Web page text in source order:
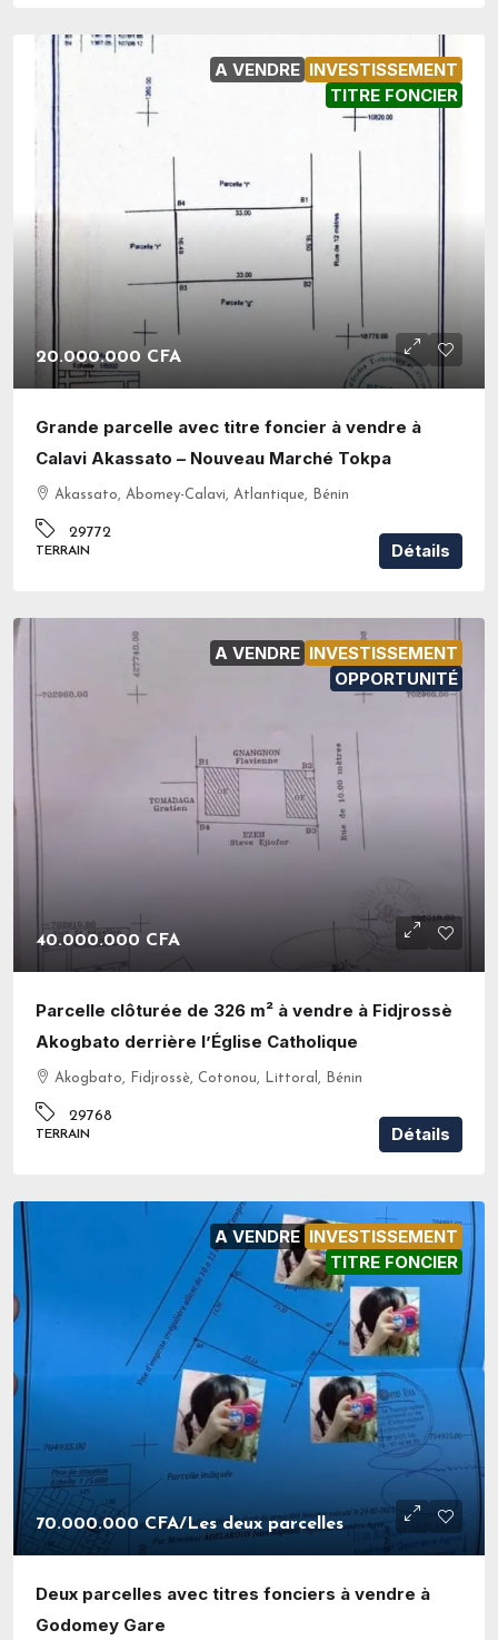
A VENDRE INVESTISSEMENT
TITRE FONCIER
20.000.000 CFA
Grande parcelle avec titre foncier à vendre à
Calavi Akassato – Nouveau Marché Tokpa
Akassato, Abomey-Calavi, Atlantique, Bénin
29772
TERRAIN Détails
A VENDRE INVESTISSEMENT
OPPORTUNITÉ
40.000.000 CFA
Parcelle clôturée de 326 m² à vendre à Fidjrossè
Akogbato derrière l’Église Catholique
Akogbato, Fidjrossè, Cotonou, Littoral, Bénin
29768
TERRAIN Détails
A VENDRE INVESTISSEMENT
TITRE FONCIER
70.000.000 CFA/Les deux parcelles
Deux parcelles avec titres fonciers à vendre à
Godomey Gare